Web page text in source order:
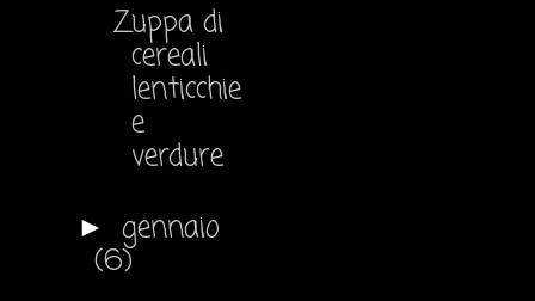
Zuppa di
cereali
lenticchie
e
verdure
► gennaio
(6)